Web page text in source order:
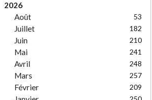
2026
Août
53
Juillet 182
Juin 210
Mai 241
Avril 248
Mars 257
Février 209